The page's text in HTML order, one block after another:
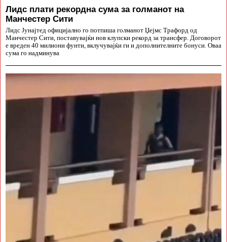
Лидс плати рекордна сума за голманот на
Манчестер Сити
Лидс Јунајтед официјално го потпиша голманот Џејмс Трафорд од
Манчестер Сити, поставувајќи нов клупски рекорд за трансфер. Договорот
е вреден 40 милиони фунти, вклучувајќи ги и дополнителните бонуси. Оваа
сума го надминува